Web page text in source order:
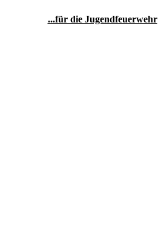
...für die Jugendfeuerwehr